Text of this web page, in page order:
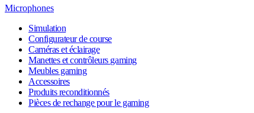
Microphones
Simulation
Configurateur de course
Caméras et éclairage
Manettes et contrôleurs gaming
Meubles gaming
Accessoires
Produits reconditionnés
Pièces de rechange pour le gaming